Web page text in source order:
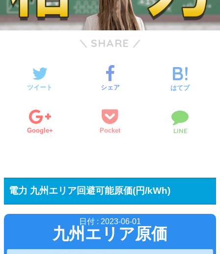
SHARE
ツイート シェア はてブ
Google+ Pocket LINE
電力 九州エリア回避可能原価(円/kWh)
日付 : 2023-06-01
九州エリア原価